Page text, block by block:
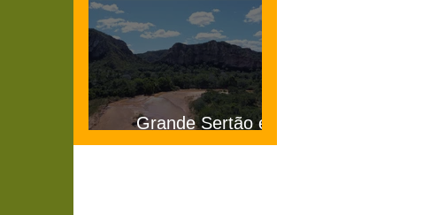
Grande Sertão e
Veredas MG